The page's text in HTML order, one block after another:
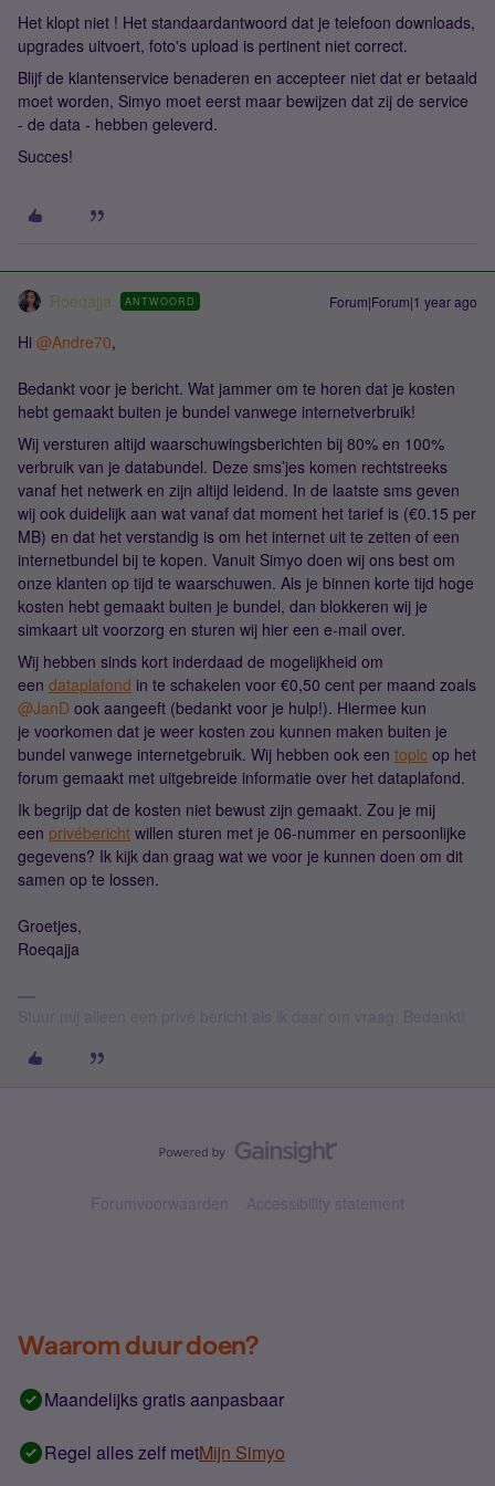
Het klopt niet ! Het standaardantwoord dat je telefoon downloads,
upgrades uitvoert, foto's upload is pertinent niet correct.
Blijf de klantenservice benaderen en accepteer niet dat er betaald
moet worden, Simyo moet eerst maar bewijzen dat zij de service
- de data - hebben geleverd.
Succes!
Roeqajja ANTWOORD Forum|Forum|1 year ago
Hi @Andre70,
Bedankt voor je bericht. Wat jammer om te horen dat je kosten
hebt gemaakt buiten je bundel vanwege internetverbruik!
Wij versturen altijd waarschuwingsberichten bij 80% en 100%
verbruik van je databundel. Deze sms’jes komen rechtstreeks
vanaf het netwerk en zijn altijd leidend. In de laatste sms geven
wij ook duidelijk aan wat vanaf dat moment het tarief is (€0.15 per
MB) en dat het verstandig is om het internet uit te zetten of een
internetbundel bij te kopen. Vanuit Simyo doen wij ons best om
onze klanten op tijd te waarschuwen. Als je binnen korte tijd hoge
kosten hebt gemaakt buiten je bundel, dan blokkeren wij je
simkaart uit voorzorg en sturen wij hier een e-mail over.
Wij hebben sinds kort inderdaad de mogelijkheid om
een dataplafond in te schakelen voor €0,50 cent per maand zoals
@JanD ook aangeeft (bedankt voor je hulp!). Hiermee kun
je voorkomen dat je weer kosten zou kunnen maken buiten je
bundel vanwege internetgebruik. Wij hebben ook een topic op het
forum gemaakt met uitgebreide informatie over het dataplafond.
Ik begrijp dat de kosten niet bewust zijn gemaakt. Zou je mij
een privébericht willen sturen met je 06-nummer en persoonlijke
gegevens? Ik kijk dan graag wat we voor je kunnen doen om dit
samen op te lossen.
Groetjes,
Roeqajja
Forumvoorwaarden Accessibility statement
Waarom duur doen?
Maandelijks gratis aanpasbaar
Regel alles zelf metMijn Simyo